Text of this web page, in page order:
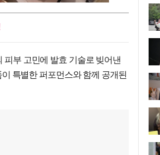
부 고민에 발효 기술로 빚어낸
특별한 퍼포먼스와 함께 공개된